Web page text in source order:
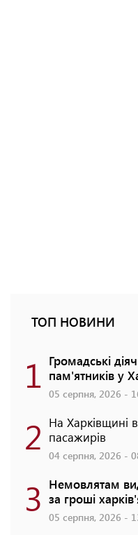
ТОП НОВИНИ
1 Громадські
пам'ятників у
05 серпня, 2026 -
2 На Харківщині
пасажирів
04 серпня, 2026 -
3 Немовлятам
за гроші
05 серпня, 2026 -